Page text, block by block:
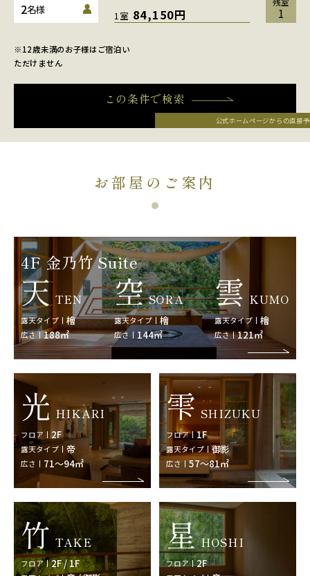
2名様
1室 84,150円
残室
1
※12歳未満のお子様はご宿泊い
ただけません
公式ホームページからの直接
この条件で検索
お部屋のご案内
4F 金乃竹 Suite
天 TEN
露天タイプ 檜
広さ 188㎡
空 SORA
露天タイプ 檜
広さ 144㎡
雲 KUMO
露天タイプ 檜
広さ 121㎡
光 HIKARI
フロア 2F
露天タイプ 帝
広さ 71～94㎡
雫 SHIZUKU
フロア 1F
露天タイプ 御影
広さ 57～81㎡
竹 TAKE
フロア 2F / 1F
星 HOSHI
フロア 2F